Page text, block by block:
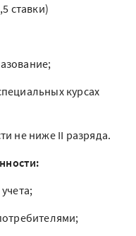
ставки)
курсах
не ниже II разряда.